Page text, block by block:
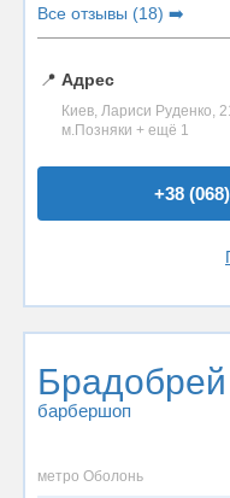
Все отзывы (18) ➡️
📍 Адрес
Киев, Лариси Руденко,
м.Позняки + ещё 1
+38
Брадобрей
барбершоп
метро Оболонь